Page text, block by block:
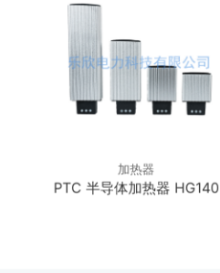
加热器
PTC 半导体加热器 HG140